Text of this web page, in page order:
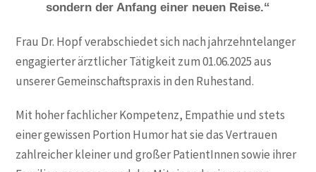
sondern der Anfang einer neuen Reise.“
Frau Dr. Hopf verabschiedet sich nach jahrzehntelanger
engagierter ärztlicher Tätigkeit zum 01.06.2025 aus
unserer Gemeinschaftspraxis in den Ruhestand.
Mit hoher fachlicher Kompetenz, Empathie und stets
einer gewissen Portion Humor hat sie das Vertrauen
zahlreicher kleiner und großer PatientInnen sowie ihrer